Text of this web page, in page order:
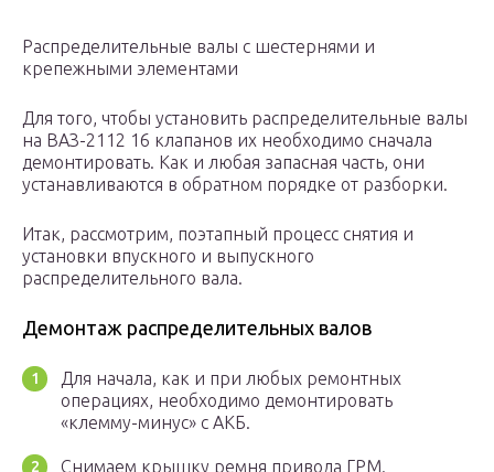
Распределительные валы с шестернями и
крепежными элементами
Для того, чтобы установить распределительные валы
на ВАЗ-2112 16 клапанов их необходимо сначала
демонтировать. Как и любая запасная часть, они
устанавливаются в обратном порядке от разборки.
Итак, рассмотрим, поэтапный процесс снятия и
установки впускного и выпускного
распределительного вала.
Демонтаж распределительных валов
Для начала, как и при любых ремонтных
операциях, необходимо демонтировать
«клемму-минус» с АКБ.
Снимаем крышку ремня привода ГРМ.